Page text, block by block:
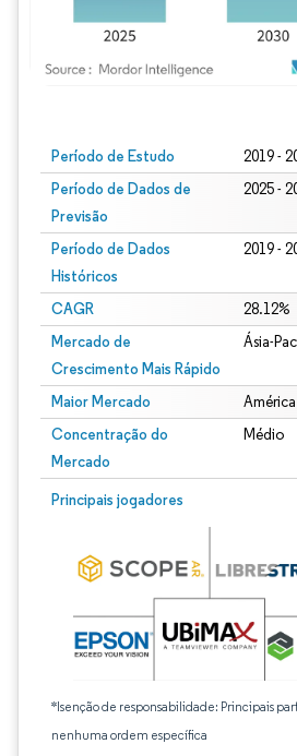
Período de Estudo 2019 -
Período de Dados de
Previsão
2025 -
Período de Dados
Históricos
2019 -
CAGR 28.12%
Mercado de
Crescimento Mais Rápido
Ásia-
Maior Mercado
Concentração do
Mercado
Médio
Principais jogadores
*Isenção de responsabilidade: Principais
nenhuma ordem específica